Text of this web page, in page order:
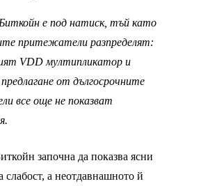
е под натиск, тъй като
притежатели разпределят:
VDD мултипликатор и
от дългосрочните
все още не показват
започна да показва ясни
слабост, а неотдавнашното й